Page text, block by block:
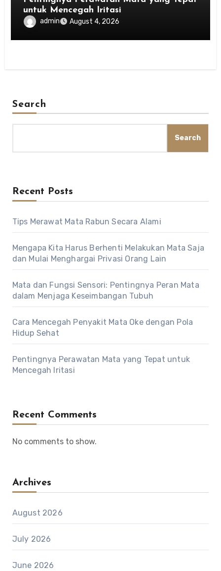
untuk Mencegah Iritasi
admin August 4, 2026
Search
Search
Recent Posts
Tips Merawat Mata Rabun Secara Alami
Mengapa Kita Harus Berhenti Melakukan Mata Saja
dan Mulai Menghargai Privasi Orang Lain
Mata dan Fungsi Sensori: Pentingnya Peran Mata
dalam Menjaga Keseimbangan Tubuh
Cara Mencegah Penyakit Mata Oke dengan Pola
Hidup Sehat
Pentingnya Perawatan Mata yang Tepat untuk
Mencegah Iritasi
Recent Comments
No comments to show.
Archives
August 2026
July 2026
June 2026